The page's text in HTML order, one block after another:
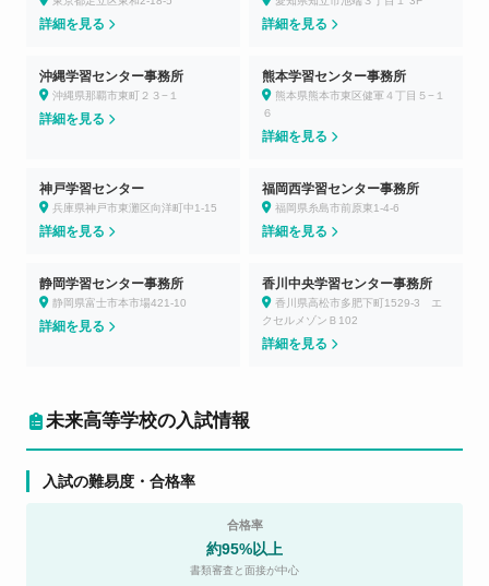
詳細を見る 詳細を見る
沖縄学習センター事務所
沖縄県那覇市東町２３−１
詳細を見る
熊本学習センター事務所
熊本県熊本市東区健軍４丁目５−１
６
詳細を見る
神戸学習センター
兵庫県神戸市東灘区向洋町中1-15
詳細を見る
福岡西学習センター事務所
福岡県糸島市前原東1-4-6
詳細を見る
静岡学習センター事務所
静岡県富士市本市場421-10
詳細を見る
香川中央学習センター事務所
香川県高松市多肥下町1529-3 エ
クセルメゾンＢ102
詳細を見る
未来高等学校の入試情報
入試の難易度・合格率
合格率
約95%以上
書類審査と面接が中心